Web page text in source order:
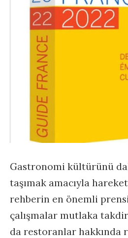
Gastronomi kültürünü
taşımak amacıyla
rehberin en önemli
çalışmalar mutlaka
da restoranlar hakkında